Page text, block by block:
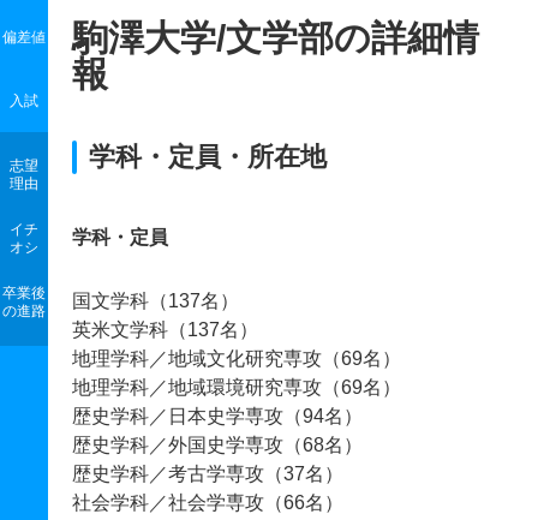
偏差値
入試
志望
理由
イチ
オシ
卒業後
の進路
駒澤大学/文学部の詳細情
報
学科・定員・所在地
学科・定員
国文学科（137名）
英米文学科（137名）
地理学科／地域文化研究専攻（69名）
地理学科／地域環境研究専攻（69名）
歴史学科／日本史学専攻（94名）
歴史学科／外国史学専攻（68名）
歴史学科／考古学専攻（37名）
社会学科／社会学専攻（66名）